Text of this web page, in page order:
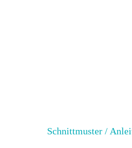
Schnittmuster /